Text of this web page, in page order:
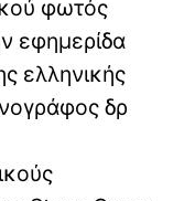
φωτός
εφημερίδα
ελληνικής
δρ